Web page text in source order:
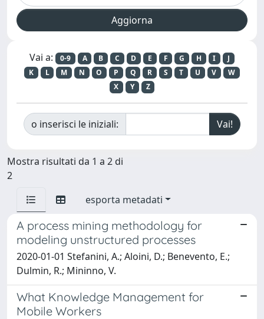
Vai a: 0-9 A B C D E F G H I
J
K
L M N O P Q R S T U V
W
X
Y Z
o inserisci le iniziali:
Mostra risultati da 1 a 2 di
2
esporta metadati
A process mining methodology for
modeling unstructured processes
2020-01-01 Stefanini, A.; Aloini, D.; Benevento, E.;
Dulmin, R.; Mininno, V.
What Knowledge Management for
Mobile Workers